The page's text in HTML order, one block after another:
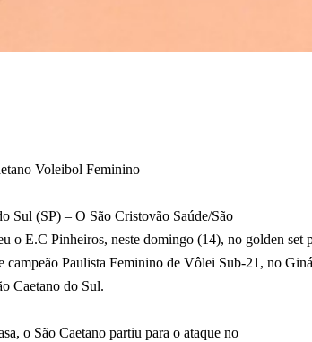
Voleibol Feminino
Sul (SP) – O São Cristovão Saúde/São
o E.C Pinheiros, neste domingo (14), no golden set
campeão Paulista Feminino de Vôlei Sub-21, no
Caetano do Sul.
o São Caetano partiu para o ataque no